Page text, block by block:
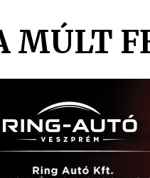
MÚLT